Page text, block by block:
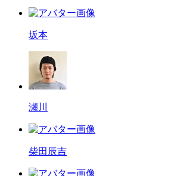
坂本
瀬川
柴田辰吉